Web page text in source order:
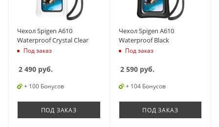
Чехол Spigen A610
Waterproof Crystal Clear
Под заказ
2 490 руб.
+ 100 Бонусов
ПОД ЗАКАЗ
Чехол Spigen A610
Waterproof Black
Под заказ
2 590руб.
+ 104 Бонусов
ПОД ЗАКАЗ